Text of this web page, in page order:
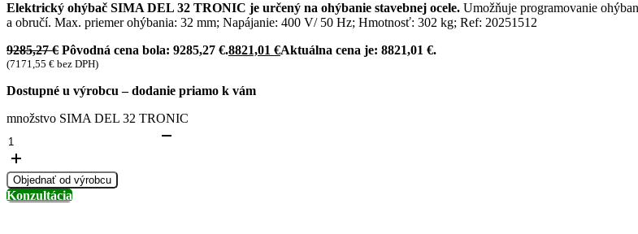
Elektrický ohýbač SIMA DEL 32 TRONIC je určený na ohýbanie stavebnej ocele. Umožňuje programovanie
a obručí. Max. priemer ohýbania: 32 mm; Napájanie: 400 V/ 50 Hz; Hmotnosť: 302 kg; Ref: 20251512
9285,27€ Pôvodná cena bola: 9285,27 €.8821,01 €Aktuálna cena je: 8821,01 €.
(7171,55 € bez DPH)
Dostupné u výrobcu – dodanie priamo k vám
množstvo SIMA DEL 32 TRONIC
Objednať od výrobcu
Konzultácia